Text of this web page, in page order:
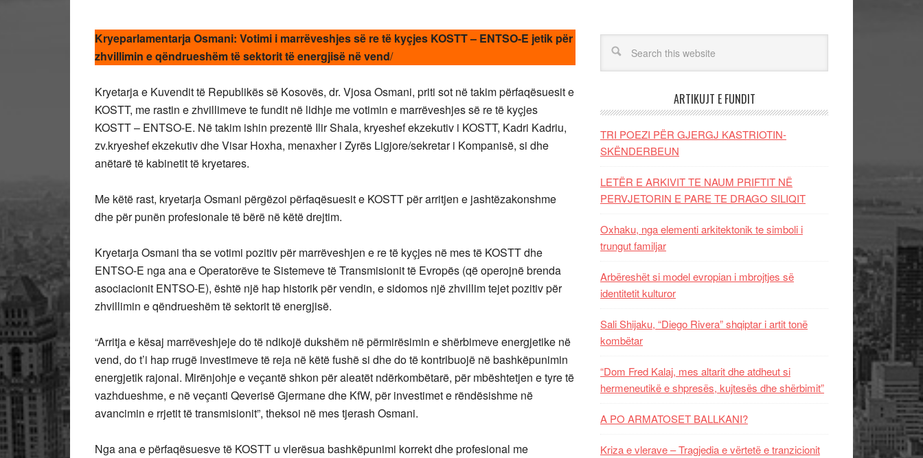
Kryeparlamentarja Osmani: Votimi i marrëveshjes së re të kyçjes KOSTT – ENTSO-E jetik për
zhvillimin e qëndrueshëm të sektorit të energjisë në vend/
Kryetarja e Kuvendit të Republikës së Kosovës, dr. Vjosa Osmani, priti sot në takim përfaqësuesit e
KOSTT, me rastin e zhvillimeve te fundit në lidhje me votimin e marrëveshjes së re të kyçjes
KOSTT – ENTSO-E. Në takim ishin prezentë Ilir Shala, kryeshef ekzekutiv i KOSTT, Kadri Kadriu,
zv.kryeshef ekzekutiv dhe Visar Hoxha, menaxher i Zyrës Ligjore/sekretar i Kompanisë, si dhe
anëtarë të kabinetit të kryetares.
Me këtë rast, kryetarja Osmani përgëzoi përfaqësuesit e KOSTT për arritjen e jashtëzakonshme
dhe për punën profesionale të bërë në këtë drejtim.
Kryetarja Osmani tha se votimi pozitiv për marrëveshjen e re të kyçjes në mes të KOSTT dhe
ENTSO-E nga ana e Operatorëve te Sistemeve të Transmisionit të Evropës (që operojnë brenda
asociacionit ENTSO-E), është një hap historik për vendin, e sidomos një zhvillim tejet pozitiv për
zhvillimin e qëndrueshëm të sektorit të energjisë.
“Arritja e kësaj marrëveshjeje do të ndikojë dukshëm në përmirësimin e shërbimeve energjetike në
vend, do t’i hap rrugë investimeve të reja në këtë fushë si dhe do të kontribuojë në bashkëpunimin
energjetik rajonal. Mirënjohje e veçantë shkon për aleatët ndërkombëtarë, për mbështetjen e tyre të
vazhdueshme, e në veçanti Qeverisë Gjermane dhe KfW, për investimet e rëndësishme në
avancimin e rrjetit të transmisionit”, theksoi në mes tjerash Osmani.
Nga ana e përfaqësuesve të KOSTT u vlerësua bashkëpunimi korrekt dhe profesional me
ARTIKUJT E FUNDIT
TRI POEZI PËR GJERGJ KASTRIOTIN-
SKËNDERBEUN
LETËR E ARKIVIT TE NAUM PRIFTIT NË
PERVJETORIN E PARE TE DRAGO SILIQIT
Oxhaku, nga elementi arkitektonik te simboli i
trungut familjar
Arbëreshët si model evropian i mbrojtjes së
identitetit kulturor
Sali Shijaku, “Diego Rivera” shqiptar i artit tonë
kombëtar
“Dom Fred Kalaj, mes altarit dhe atdheut si
hermeneutikë e shpresës, kujtesës dhe shërbimit”
A PO ARMATOSET BALLKANI?
Kriza e vlerave – Tragjedia e vërtetë e tranzicionit